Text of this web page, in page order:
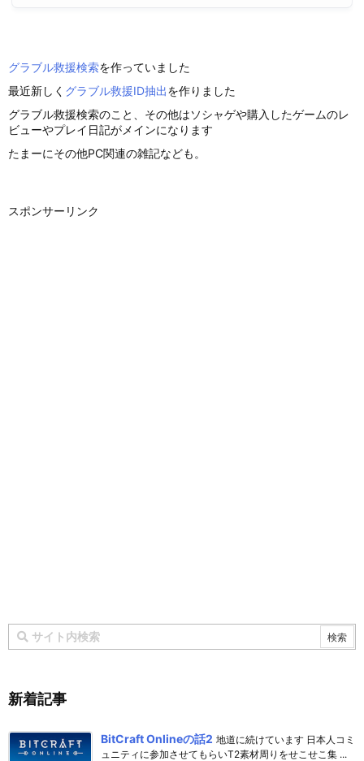
グラブル救援検索を作っていました
最近新しく グラブル救援ID抽出を作りました
グラブル救援検索のこと、その他はソシャゲや購入したゲームのレ
ビューやプレイ日記がメインになります
たまーにその他PC関連の雑記なども。
スポンサーリンク
新着記事
BitCraft Onlineの話2 地道に続けています 日本人コミ
ュニティに参加させてもらいT2素材周りをせこせこ集 ...